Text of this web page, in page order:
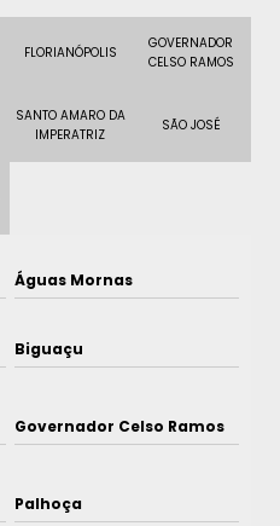
FLORIANÓPOLIS
GOVERNADOR
CELSO RAMOS
SANTO AMARO DA
IMPERATRIZ
SÃO JOSÉ
Águas Mornas
Biguaçu
Governador Celso Ramos
Palhoça